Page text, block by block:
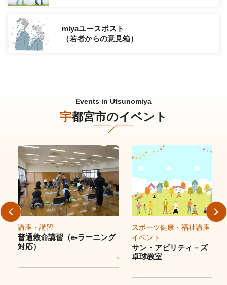
miyaユースポスト
（若者からの意見箱）
Events in Utsunomiya
宇都宮市のイベント
普通救命講習（e-ラーニング
対応）
講座・講習
サン・アビリティ－ズ パ
卓球教室
スポーツ健康・福祉講座・講
イベント